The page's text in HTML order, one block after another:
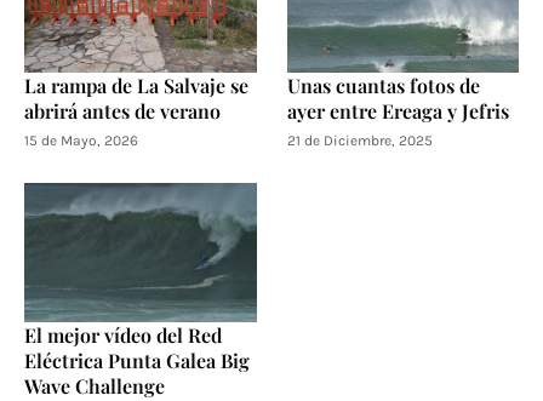
La rampa de La Salvaje se
abrirá antes de verano
15 de Mayo, 2026
Unas cuantas fotos de
ayer entre Ereaga y Jefris
21 de Diciembre, 2025
El mejor vídeo del Red
Eléctrica Punta Galea Big
Wave Challenge